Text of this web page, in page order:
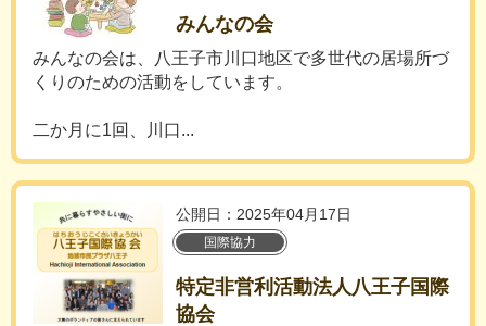
みんなの会
みんなの会は、八王子市川口地区で多世代の居場所づ
くりのための活動をしています。
二か月に1回、川口...
公開日：2025年04月17日
国際協力
特定非営利活動法人八王子国際
協会